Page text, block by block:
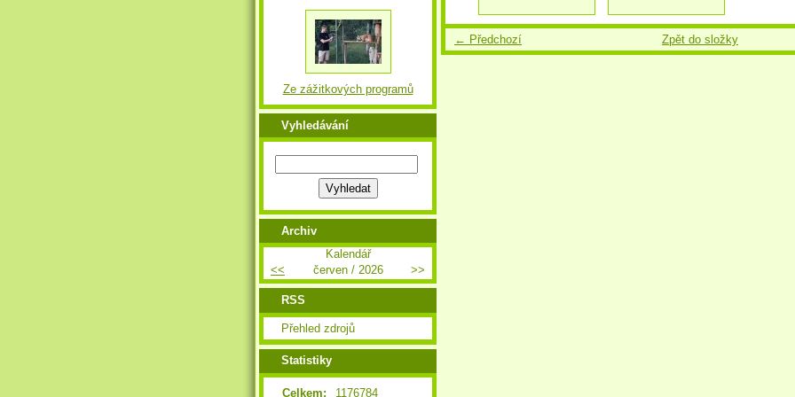
← Předchozí Zpět do složky
Ze zážitkových programů
Vyhledávání
Archiv
Kalendář
<<
červen / 2026 >>
RSS
Přehled zdrojů
Statistiky
Celkem: 1176784